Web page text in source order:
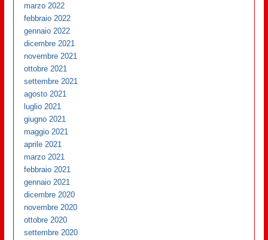
marzo 2022
febbraio 2022
gennaio 2022
dicembre 2021
novembre 2021
ottobre 2021
settembre 2021
agosto 2021
luglio 2021
giugno 2021
maggio 2021
aprile 2021
marzo 2021
febbraio 2021
gennaio 2021
dicembre 2020
novembre 2020
ottobre 2020
settembre 2020